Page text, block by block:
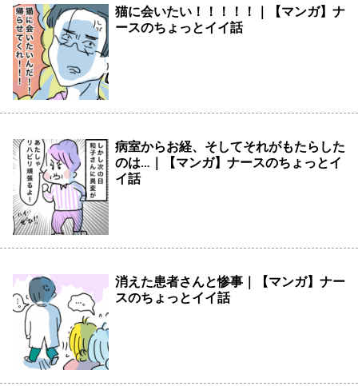
猫に会いたい！！！！！｜【マンガ】ナ
ースのちょっとイイ話
病室からお経、そしてそれがもたらした
のは…｜【マンガ】ナースのちょっとイ
イ話
消えた患者さんと惨事｜【マンガ】ナー
スのちょっとイイ話